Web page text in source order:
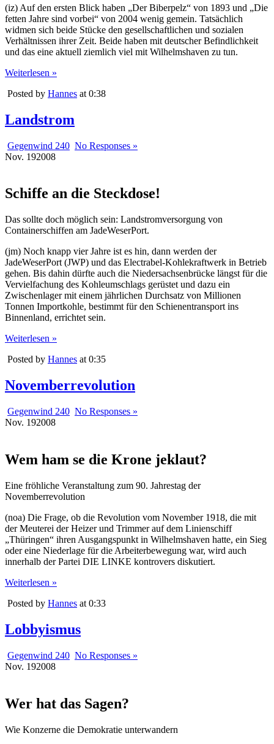
(iz) Auf den ersten Blick haben „Der Biberpelz“ von 1893 und „Die
fetten Jahre sind vorbei“ von 2004 wenig gemein. Tatsächlich
widmen sich beide Stücke den gesellschaftlichen und sozialen
Verhältnissen ihrer Zeit. Beide haben mit deutscher Befindlichkeit
und das eine aktuell ziemlich viel mit Wilhelmshaven zu tun.
Weiterlesen »
Posted by Hannes at 0:38
Landstrom
Gegenwind 240 No Responses »
Nov. 192008
Schiffe an die Steckdose!
Das sollte doch möglich sein: Landstromversorgung von
Containerschiffen am JadeWeserPort.
(jm) Noch knapp vier Jahre ist es hin, dann werden der
JadeWeserPort (JWP) und das Electrabel-Kohlekraftwerk in Betrieb
gehen. Bis dahin dürfte auch die Niedersachsenbrücke längst für die
Vervielfachung des Kohleumschlags gerüstet und dazu ein
Zwischenlager mit einem jährlichen Durchsatz von Millionen
Tonnen Importkohle, bestimmt für den Schienentransport ins
Binnenland, errichtet sein.
Weiterlesen »
Posted by Hannes at 0:35
Novemberrevolution
Gegenwind 240 No Responses »
Nov. 192008
Wem ham se die Krone jeklaut?
Eine fröhliche Veranstaltung zum 90. Jahrestag der
Novemberrevolution
(noa) Die Frage, ob die Revolution vom November 1918, die mit
der Meuterei der Heizer und Trimmer auf dem Linienschiff
„Thüringen“ ihren Ausgangspunkt in Wilhelmshaven hatte, ein Sieg
oder eine Niederlage für die Arbeiterbewegung war, wird auch
innerhalb der Partei DIE LINKE kontrovers diskutiert.
Weiterlesen »
Posted by Hannes at 0:33
Lobbyismus
Gegenwind 240 No Responses »
Nov. 192008
Wer hat das Sagen?
Wie Konzerne die Demokratie unterwandern